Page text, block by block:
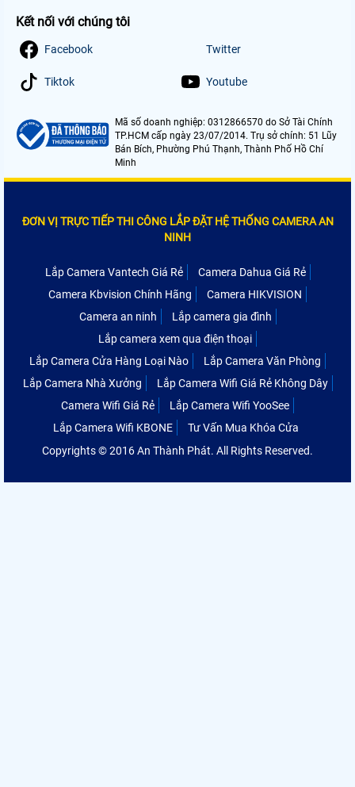
Kết nối với chúng tôi
Facebook Twitter
Tiktok Youtube
Mã số doanh nghiệp: 0312866570 do Sở Tài Chính
TP.HCM cấp ngày 23/07/2014. Trụ sở chính: 51 Lũy
Bán Bích, Phường Phú Thạnh, Thành Phố Hồ Chí
Minh
ĐƠN VỊ TRỰC TIẾP THI CÔNG LẮP ĐẶT HỆ THỐNG CAMERA AN
NINH
Lắp Camera Vantech Giá Rẻ
Camera Dahua Giá Rẻ
Camera Kbvision Chính Hãng
Camera HIKVISION
Camera an ninh
Lắp camera gia đình
Lắp camera xem qua điện thoại
Lắp Camera Cửa Hàng Loại Nào
Lắp Camera Văn Phòng
Lắp Camera Nhà Xưởng
Lắp Camera Wifi Giá Rẻ Không Dây
Camera Wifi Giá Rẻ
Lắp Camera Wifi YooSee
Lắp Camera Wifi KBONE
Tư Vấn Mua Khóa Cửa
Copyrights © 2016 An Thành Phát. All Rights Reserved.